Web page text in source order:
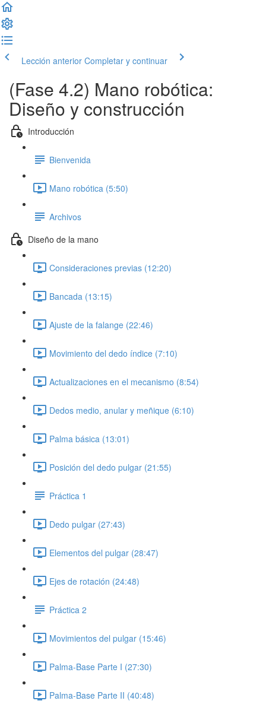
Lección anterior Completar y continuar
(Fase 4.2) Mano robótica:
Diseño y construcción
Introducción
Bienvenida
Mano robótica (5:50)
Archivos
Diseño de la mano
Consideraciones previas (12:20)
Bancada (13:15)
Ajuste de la falange (22:46)
Movimiento del dedo índice (7:10)
Actualizaciones en el mecanismo (8:54)
Dedos medio, anular y meñique (6:10)
Palma básica (13:01)
Posición del dedo pulgar (21:55)
Práctica 1
Dedo pulgar (27:43)
Elementos del pulgar (28:47)
Ejes de rotación (24:48)
Práctica 2
Movimientos del pulgar (15:46)
Palma-Base Parte I (27:30)
Palma-Base Parte II (40:48)